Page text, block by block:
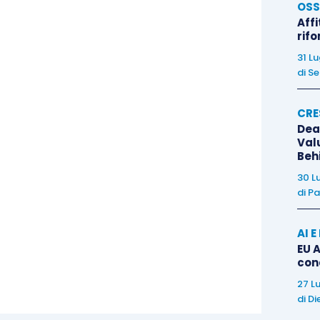
31
di
30
di
AI
EU
27
di